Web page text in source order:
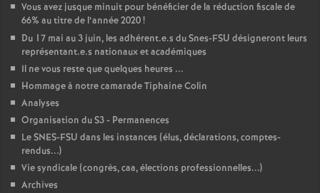
Vous avez jusque minuit pour bénéficier de la réduction fiscale de
66% au titre de l’année 2020!
Du 17 mai au 3 juin, les adhérent.e.s du Snes-FSU désigneront leurs
représentant.e.s nationaux et académiques
Il ne vous reste que quelques heures ...
Hommage à notre camarade Tiphaine Colin
Analyses
Organisation du S3 - Permanences
Le SNES-FSU dans les instances (élus, déclarations, comptes-
rendus...)
Vie syndicale (congrès, caa, élections professionnelles...)
Archives